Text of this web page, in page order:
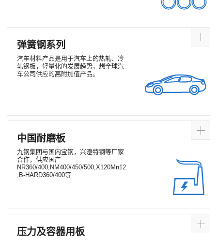
弹簧钢系列
汽车材料产品是用于汽车上的热轧、冷
轧钢板，轻量化的发展趋势，想全球汽
车公司供应的高附加值产品。
中国耐磨板
九钢集团与国内宝钢，兴澄特钢等厂家
合作，供应国产
NR360/400,NM400/450/500,X120Mn12
,B-HARD360/400等
压力及容器用板